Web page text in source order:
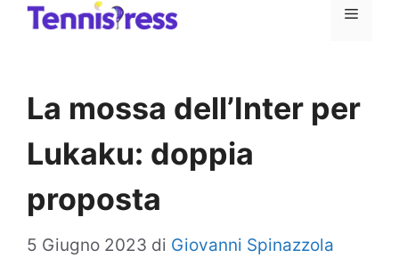
MENU
La mossa dell’Inter per
Lukaku: doppia
proposta
5 Giugno 2023 di Giovanni Spinazzola